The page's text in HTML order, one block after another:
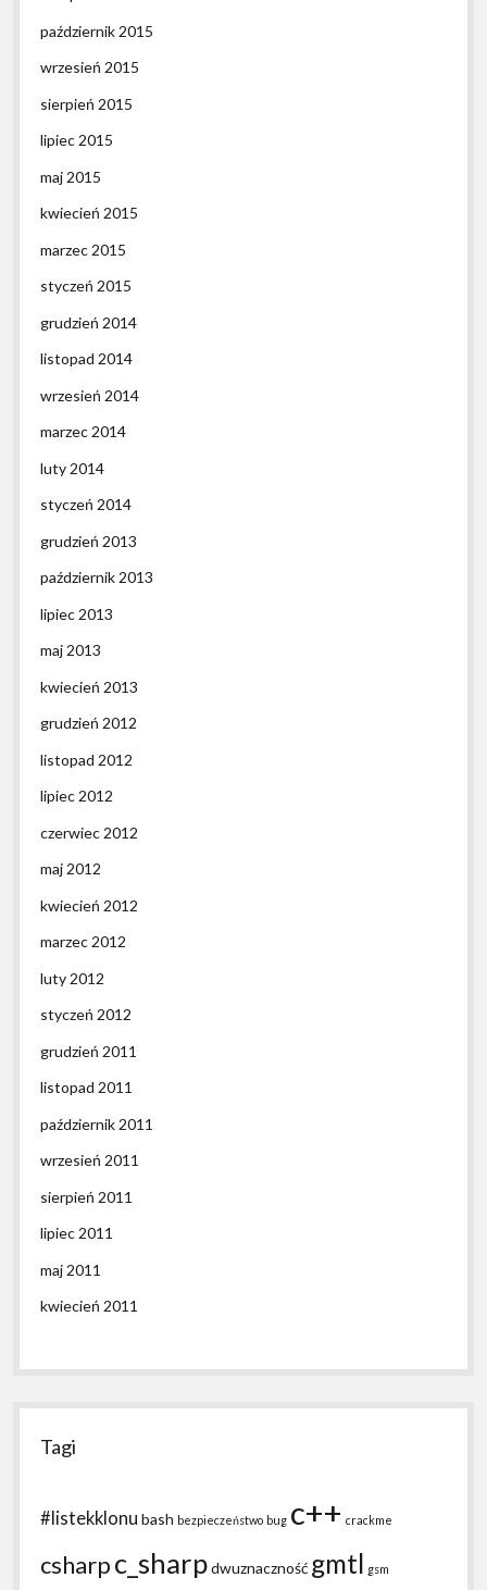
październik 2015
wrzesień 2015
sierpień 2015
lipiec 2015
maj 2015
kwiecień 2015
marzec 2015
styczeń 2015
grudzień 2014
listopad 2014
wrzesień 2014
marzec 2014
luty 2014
styczeń 2014
grudzień 2013
październik 2013
lipiec 2013
maj 2013
kwiecień 2013
grudzień 2012
listopad 2012
lipiec 2012
czerwiec 2012
maj 2012
kwiecień 2012
marzec 2012
luty 2012
styczeń 2012
grudzień 2011
listopad 2011
październik 2011
wrzesień 2011
sierpień 2011
lipiec 2011
maj 2011
kwiecień 2011
Tagi
#listekklonu bash bezpieczeństwo bug c++ crackme
csharpc_sharpdwuznaczność gmtl gsm